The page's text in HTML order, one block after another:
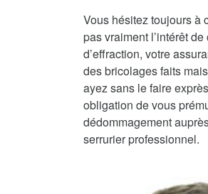
Vous hésitez toujours à
pas vraiment l’intérêt
d’effraction, votre
des bricolages faits
ayez sans le faire
obligation de vous
dédommagement
serrurier professionnel.